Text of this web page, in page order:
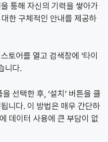
통해 자신의 기력을 쌓아가
한 구체적인 안내를 제공하
토어를 열고 검색창에 ‘타이
니다.
선택한 후, ‘설치’ 버튼을 클
니다. 이 방법은 매우 간단하
데이터 사용에 큰 부담이 없